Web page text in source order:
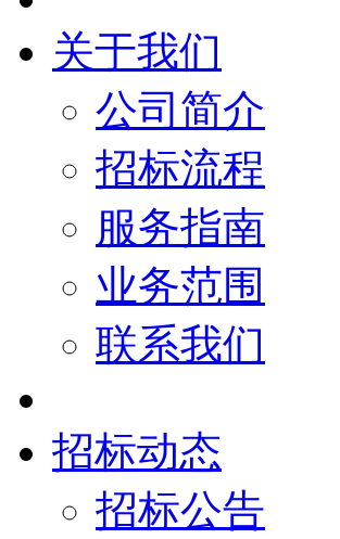
关于我们
公司简介
招标流程
服务指南
业务范围
联系我们
招标动态
招标公告